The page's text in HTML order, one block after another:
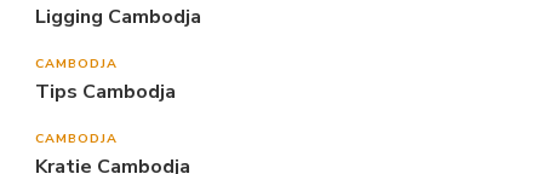
Ligging Cambodja
CAMBODJA
Tips Cambodja
CAMBODJA
Kratie Cambodja